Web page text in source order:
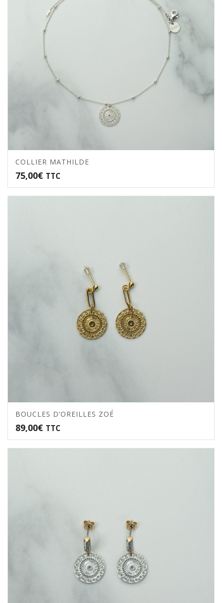
COLLIER MATHILDE
75,00€ TTC
BOUCLES D’OREILLES ZOÉ
89,00€ TTC